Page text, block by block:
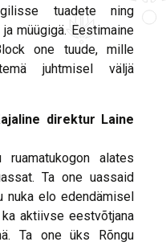
tuadete ning
müügigä. Eestimaine
one tuude, mille
juhtmisel väljä
direktur Laine
alates
Ta one uassaid
nuka elo edendämisel
aktiivse eestvõtjana
Ta one üks Rõngu